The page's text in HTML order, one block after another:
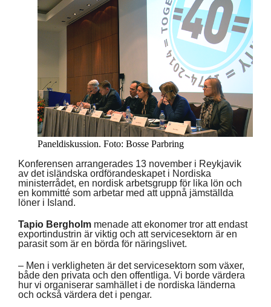
Paneldiskussion. Foto: Bosse Parbring
Konferensen arrangerades 13 november i Reykjavik
av det isländska ordförandeskapet i Nordiska
ministerrådet, en nordisk arbetsgrupp för lika lön och
en kommitté som arbetar med att uppnå jämställda
löner i Island.
Tapio Bergholm menade att ekonomer tror att endast
exportindustrin är viktig och att servicesektorn är en
parasit som är en börda för näringslivet.
– Men i verkligheten är det servicesektorn som växer,
både den privata och den offentliga. Vi borde värdera
hur vi organiserar samhället i de nordiska länderna
och också värdera det i pengar.